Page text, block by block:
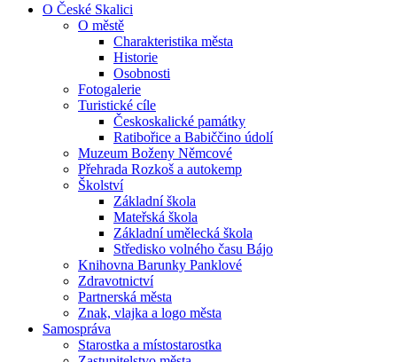
O České Skalici
O městě
Charakteristika města
Historie
Osobnosti
Fotogalerie
Turistické cíle
Českoskalické památky
Ratibořice a Babiččino údolí
Muzeum Boženy Němcové
Přehrada Rozkoš a autokemp
Školství
Základní škola
Mateřská škola
Základní umělecká škola
Středisko volného času Bájo
Knihovna Barunky Panklové
Zdravotnictví
Partnerská města
Znak, vlajka a logo města
Samospráva
Starostka a místostarostka